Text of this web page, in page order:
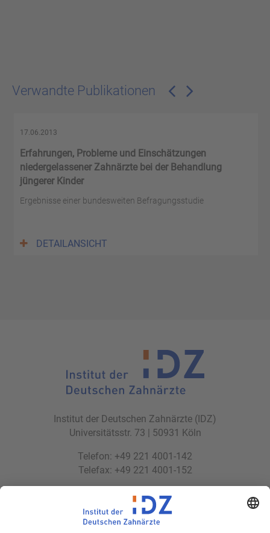
Verwandte Publikationen
17.06.2013
Erfahrungen, Probleme und Einschätzungen
niedergelassener Zahnärzte bei der Behandlung
jüngerer Kinder
Ergebnisse einer bundesweiten Befragungsstudie
DETAILANSICHT
Institut der Deutschen Zahnärzte (IDZ)
Universitätsstr. 73 | 50931 Köln
Telefon: +49 221 4001-142
Telefax: +49 221 4001-152
idz(at)idz.institute
Web: www.idz.institute